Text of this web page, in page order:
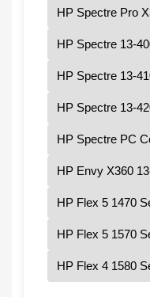
HP Spectre Pro
HP Spectre 13-
HP Spectre 13-
HP Spectre 13-
HP Spectre PC
HP Envy X360
HP Flex 5 1470
HP Flex 5 1570
HP Flex 4 1580